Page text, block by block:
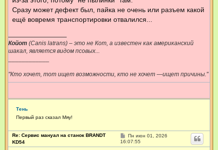
Сразу может дефект был, пайка не очень или разъем какой
ещё вовремя транспортировки отвалился...
Койот (Canis latrans) – это не Кот, а известен как американский
шакал, является видом псовых...
"Кто хочет, тот ищет возможности, кто не хочет —ищет причины."
Тень
Первый раз сказал Мяу!
Re: Сервис мануал на станок BRANDT
KD54
С
о
о
Пн июн 01, 2026
16:07:55